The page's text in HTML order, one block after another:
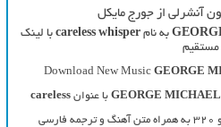
آنشرلی از جورج مایکل
به نامcareless whisper با لینک
مستقیم
Download New MusicGEORGE
GEORGE MICHAEL با عنوان careless